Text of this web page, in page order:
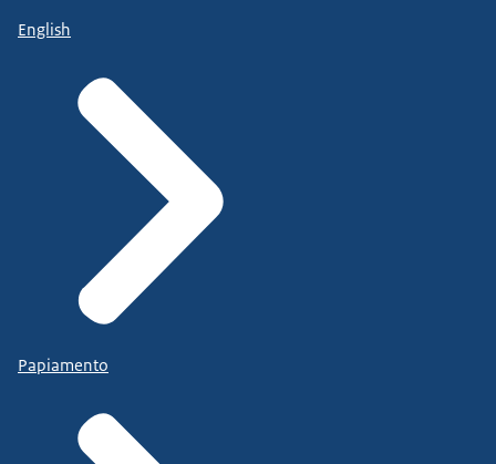
English
Papiamento